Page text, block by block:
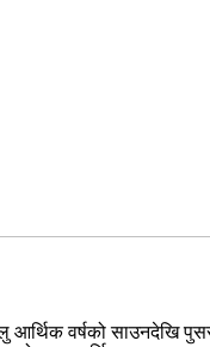
वर्षको साउनदेखि